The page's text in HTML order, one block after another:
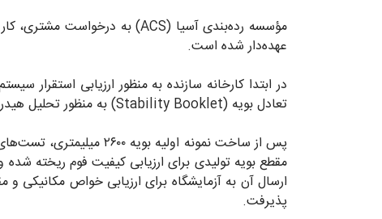
عهده‌دار شده است.
در ابتدا کارخانه سازنده به منظور ارزیابی استقرار
تعادل بویه (Stability Booklet) به منظور تحلیل هیدرواستاتیکی و هیدرودینامیکی بویه‌ها و تأیید نقشه و محاسبات توسط مؤسسه انجام پذیرفت.
مقطع بویه تولیدی برای ارزیابی کیفیت فوم ریخته
پذیرفت.